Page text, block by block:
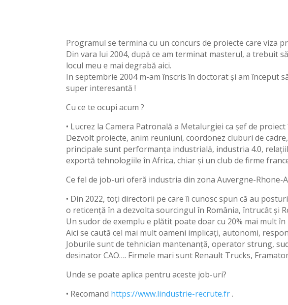
Programul se termina cu un concurs de proiecte care viza
Din vara lui 2004, după ce am terminat masterul, a trebuit
locul meu e mai degrabă aici.
In septembrie 2004 m-am înscris în doctorat și am început
super interesantă !
Cu ce te ocupi acum ?
• Lucrez la Camera Patronală a Metalurgiei ca șef de
Dezvolt proiecte, anim reuniuni, coordonez cluburi de
principale sunt performanța industrială, industria 4.0,
exportă tehnologiile în Africa, chiar și un club de firme
Ce fel de job-uri oferă industria din zona Auvergne-Rhone-
• Din 2022, toți directorii pe care îi cunosc spun că au
o reticență în a dezvolta sourcingul în România, întrucât și
Un sudor de exemplu e plătit poate doar cu 20% mai mult în
Aici se caută cel mai mult oameni implicați, autonomi,
Joburile sunt de tehnician mantenanță, operator strung,
desinator CAO…. Firmele mari sunt Renault Trucks,
Unde se poate aplica pentru aceste job-uri?
• Recomand https://www.lindustrie-recrute.fr.